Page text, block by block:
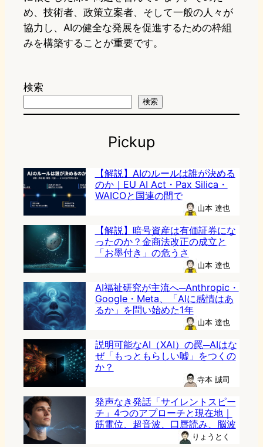
め、技術者、政策立案者、そして一般の人々が
協力し、AIの健全な発展を促進するための枠組
みを構築することが重要です。
検索
検索
Pickup
【解説】AIのルールは誰が決める
のか｜EU AI Act・Pax Silica・
WAICOと国連の間で
山本 達也
【解説】暗号資産は有価証券にな
ったのか？金商法改正の成立と
「お墨付き」の危うさ
山本 達也
AI福祉研究が主流へ─Anthropic・
Google・Meta、「AIに感情はあ
るか」を問い始めた1年
山本 達也
説明可能なAI（XAI）の罠─AIはな
ぜ「もっともらしい嘘」をつくの
か？
寺本 誠司
発声なき発話「サイレントスピー
チ」4つのアプローチと現在地｜
筋電位、超音波、口唇読み、脳波
りょうとく